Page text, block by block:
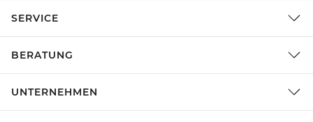
SERVICE
BERATUNG
UNTERNEHMEN